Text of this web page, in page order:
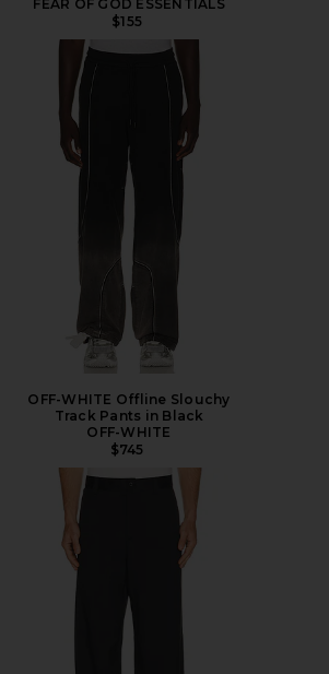
FEAR OF GOD ESSENTIALS
$155
OFF-WHITE Offline Slouchy
Track Pants in Black
OFF-WHITE
$745